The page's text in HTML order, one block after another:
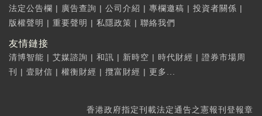
法定公告欄 | 廣告查詢 | 公司介紹 | 專欄邀稿 | 投資者關係 |
版權聲明 | 重要聲明 | 私隱政策 | 聯絡我們
友情鏈接
清博智能 | 艾媒諮詢 | 和訊 | 新時空 | 時代財經 | 證券市場周
刊
| 壹財信 | 權衡財經 | 攬富財經 | 更多...
香港政府指定刊載法定通告之憲報刊登報章